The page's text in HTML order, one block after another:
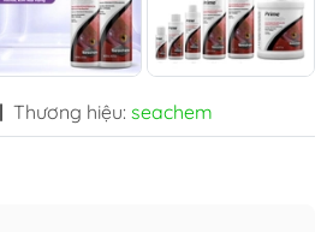
| Thương hiệu: seachem